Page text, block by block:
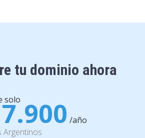
tu dominio ahora
solo
/año
Argentinos